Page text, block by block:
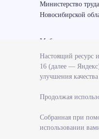
Министерство
Новосибирской
Мобильные
Настоящий ресурс
16 (далее —
улучшения
Продолжая
Собранная при
использовании